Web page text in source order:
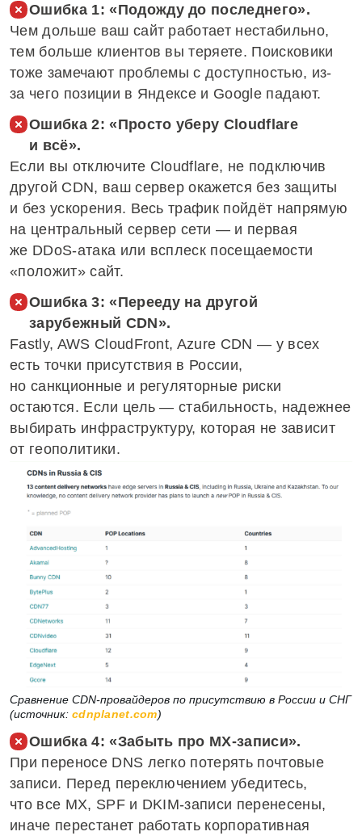
Ошибка 1: «Подожду до последнего».
Чем дольше ваш сайт работает нестабильно,
тем больше клиентов вы теряете. Поисковики
тоже замечают проблемы с доступностью, из-
за чего позиции в Яндексе и Google падают.
Ошибка 2: «Просто уберу Cloudflare
и всё».
Если вы отключите Cloudflare, не подключив
другой CDN, ваш сервер окажется без защиты
и без ускорения. Весь трафик пойдёт напрямую
на центральный сервер сети — и первая
же DDoS-атака или всплеск посещаемости
«положит» сайт.
Ошибка 3: «Перееду на другой
зарубежный CDN».
Fastly, AWS CloudFront, Azure CDN — у всех
есть точки присутствия в России,
но санкционные и регуляторные риски
остаются. Если цель — стабильность, надежнее
выбирать инфраструктуру, которая не зависит
от геополитики.
Сравнение CDN-провайдеров по присутствию в России и СНГ
(источник: cdnplanet.com)
Ошибка 4: «Забыть про MX‑записи».
При переносе DNS легко потерять почтовые
записи. Перед переключением убедитесь,
что все MX, SPF и DKIM-записи перенесены,
иначе перестанет работать корпоративная